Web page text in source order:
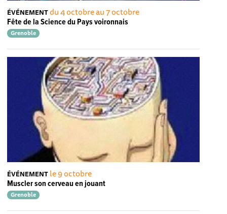
ÉVÉNEMENTdu 4 octobre au 7 octobre
Fête de la Science du Pays voironnais
Grenoble
ÉVÉNEMENT le 9 octobre
Muscler son cerveau en jouant
Grenoble